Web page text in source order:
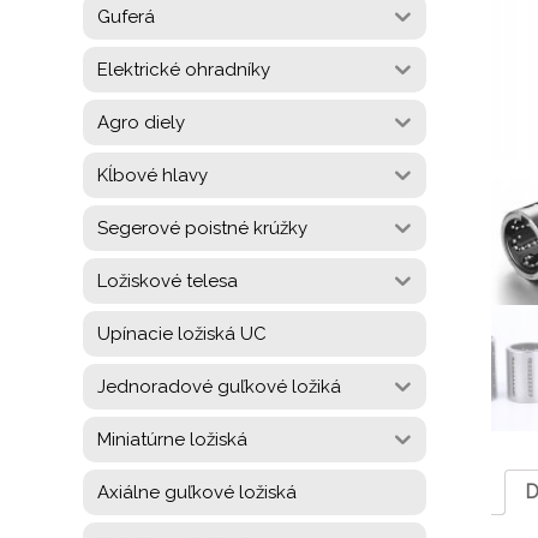
Guferá
Elektrické ohradníky
Agro diely
Kĺbové hlavy
Segerové poistné krúžky
Ložiskové telesa
Upínacie ložiská UC
Jednoradové guľkové ložiká
Miniatúrne ložiská
Axiálne guľkové ložiská